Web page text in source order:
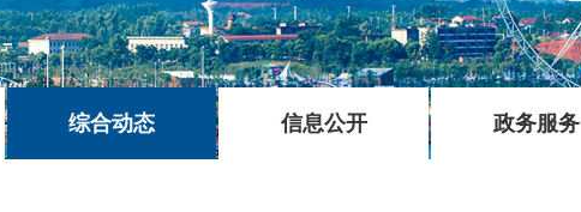
|
综合动态 信息公开 政务服务